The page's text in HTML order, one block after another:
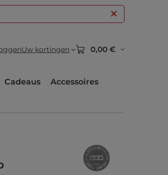
Uw kortingen 0,00 €
Cadeaus
Accessoires